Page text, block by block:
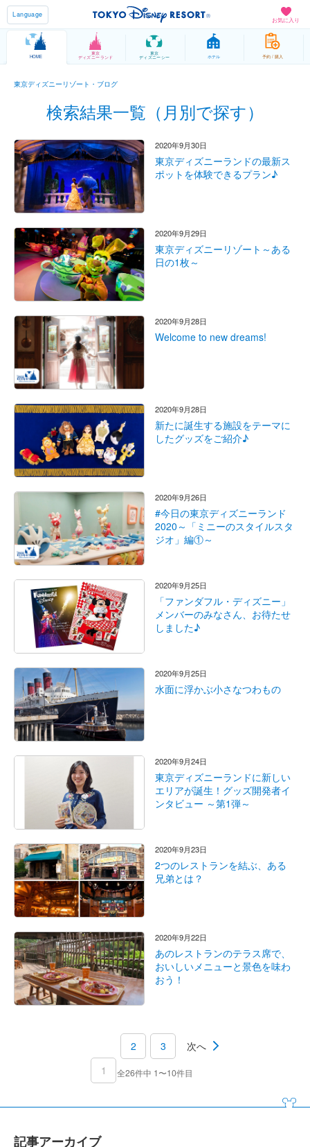
お気に入り
Language
HOME
東京
ディズニーランド
東京
ディズニーシー ホテル 予約 / 購入
東京ディズニーリゾート・ブログ
検索結果一覧（月別で探す）
2020年9月30日
東京ディズニーランドの最新ス
ポットを体験できるプラン♪
2020年9月29日
東京ディズニーリゾート～ある
日の1枚～
2020年9月28日
Welcome to new dreams!
2020年9月28日
新たに誕生する施設をテーマに
したグッズをご紹介♪
2020年9月26日
#今日の東京ディズニーランド
2020～「ミニーのスタイルスタ
ジオ」編①～
2020年9月25日
「ファンダフル・ディズニー」
メンバーのみなさん、お待たせ
しました♪
2020年9月25日
水面に浮かぶ小さなつわもの
2020年9月24日
東京ディズニーランドに新しい
エリアが誕生！グッズ開発者イ
ンタビュー ～第1弾～
2020年9月23日
2つのレストランを結ぶ、ある
兄弟とは？
2020年9月22日
あのレストランのテラス席で、
おいしいメニューと景色を味わ
おう！
1
2 3 次へ
全26件中 1〜10件目
記事アーカイブ